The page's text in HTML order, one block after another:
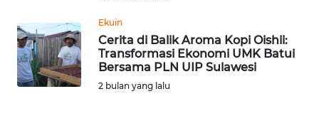
Ekuin
Cerita di Balik Aroma Kopi Oishii:
Transformasi Ekonomi UMK Batui
Bersama PLN UIP Sulawesi
2 bulan yang lalu
WN
GORONTALO
WN